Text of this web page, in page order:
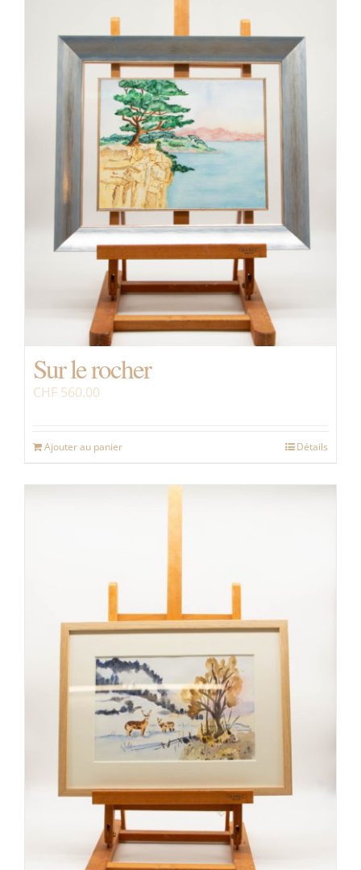
Sur le rocher
CHF 560.00
Ajouter au panier Détails